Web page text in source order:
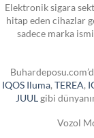
Elektronik sigara
hitap eden cihazlar
sadece marka
IQOS Iluma, TEREA
JUUL gibi
Vozol